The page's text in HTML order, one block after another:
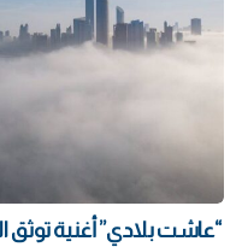
“عاشت بلادي” أغنية توثق